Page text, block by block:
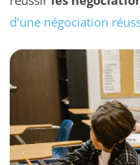
d’une négociation